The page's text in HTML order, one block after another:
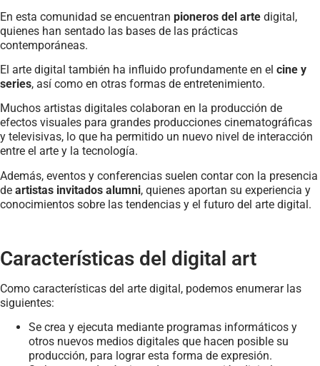
En esta comunidad se encuentran pioneros del arte digital,
quienes han sentado las bases de las prácticas
contemporáneas.
El arte digital también ha influido profundamente en el cine y
series, así como en otras formas de entretenimiento.
Muchos artistas digitales colaboran en la producción de
efectos visuales para grandes producciones cinematográficas
y televisivas, lo que ha permitido un nuevo nivel de interacción
entre el arte y la tecnología.
Además, eventos y conferencias suelen contar con la presencia
de artistas invitados alumni, quienes aportan su experiencia y
conocimientos sobre las tendencias y el futuro del arte digital.
Características del digital art
Como características del arte digital, podemos enumerar las
siguientes:
Se crea y ejecuta mediante programas informáticos y
otros nuevos medios digitales que hacen posible su
producción, para lograr esta forma de expresión.